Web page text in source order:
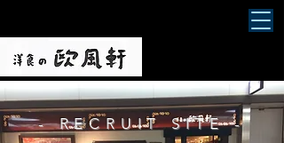
- RECRUIT SITE -